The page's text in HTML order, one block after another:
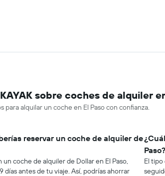
sobre coches de alquiler
alquilar un coche en El Paso con confianza.
reservar un coche de alquiler de
coche de alquiler de Dollar en El Paso,
antes de tu viaje. Así, podrías ahorrar
Paso?
El tipo